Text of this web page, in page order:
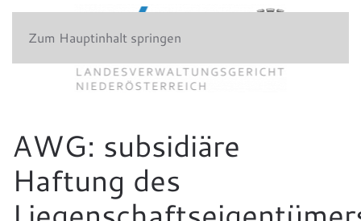
Zum Hauptinhalt springen
AWG: subsidiäre
Haftung des